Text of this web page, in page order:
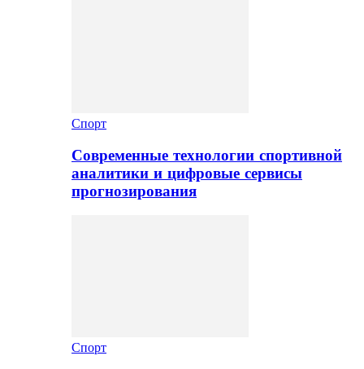
Спорт
Современные технологии спортивной
аналитики и цифровые сервисы
прогнозирования
Спорт